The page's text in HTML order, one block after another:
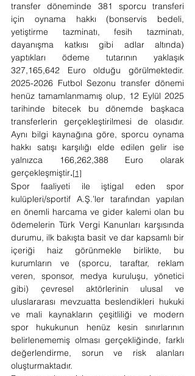
transfer döneminde 381 sporcu transferi
için oynama hakkı (bonservis bedeli,
yetiştirme tazminatı, fesih tazminatı,
dayanışma katkısı gibi adlar altında)
yaptıkları ödeme tutarının yaklaşık
327,165,642 Euro olduğu görülmektedir.
2025-2026 Futbol Sezonu transfer dönemi
henüz tamamlanmamış olup, 12 Eylül 2025
tarihinde bitecek bu dönemde başkaca
transferlerin gerçekleştirilmesi de olasıdır.
Aynı bilgi kaynağına göre, sporcu oynama
hakkı satışı karşılığı elde edilen gelir ise
yalnızca 166,262,388 Euro olarak
gerçekleşmiştir. [1]
Spor faaliyeti ile iştigal eden spor
kulüpleri/sportif A.Ş.’ler tarafından yapılan
en önemli harcama ve gider kalemi olan bu
ödemelerin Türk Vergi Kanunları karşısında
durumu, ilk bakışta basit ve dar kapsamlı bir
içeriği haiz görünmekle birlikte, bu
kurumların ve (sporcu, taraftar, reklam
veren, sponsor, medya kuruluşu, yönetici
gibi) çevresel aktörlerinin ulusal ve
uluslararası mevzuatta beslendikleri hukuki
ve mali kaynakların çeşitliliği ve modern
spor hukukunun henüz kesin sınırlarının
belirlenememiş olması gerçekliğinde, farklı
değerlendirme, sorun ve risk alanları
oluşturmaktadır.